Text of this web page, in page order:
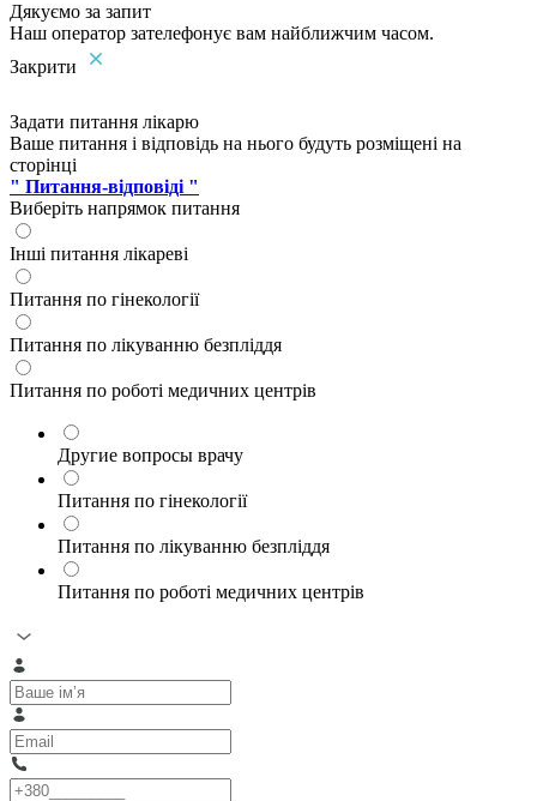
Дякуємо за запит
Наш оператор зателефонує вам найближчим часом.
Закрити
Задати питання лікарю
Ваше питання і відповідь на нього будуть розміщені на
сторінці
" Питання-відповіді "
Виберіть напрямок питання
Інші питання лікареві
Питання по гінекології
Питання по лікуванню безпліддя
Питання по роботі медичних центрів
Другие вопросы врачу
Питання по гінекології
Питання по лікуванню безпліддя
Питання по роботі медичних центрів